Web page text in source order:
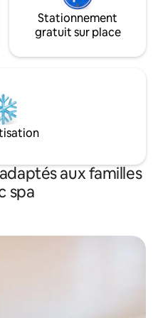
Stationnement
gratuit sur place
aux familles
spa